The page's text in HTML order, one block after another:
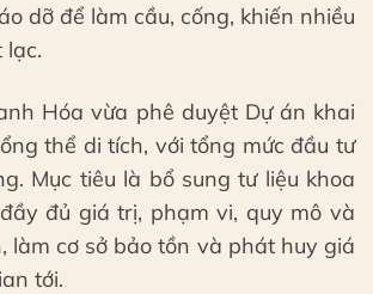
dỡ để làm cầu, cống, khiến nhiều
lạc.
Hóa vừa phê duyệt Dự án khai
thể di tích, với tổng mức đầu tư
Mục tiêu là bổ sung tư liệu khoa
đủ giá trị, phạm vi, quy mô và
làm cơ sở bảo tồn và phát huy giá
tới.